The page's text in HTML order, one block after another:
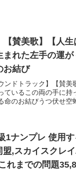
【賛美歌】【人
まれた左手の運
お結び
ンドトラック】【賛
ているこの両の手に
のお結びうつ伏せ空
ックはロックされた候補
,スカイスクレ
れまでの問題